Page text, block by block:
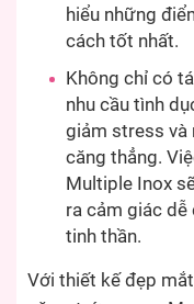
hiểu những
cách tốt nhất.
Không chỉ có
nhu cầu tình
giảm stress và
căng thẳng.
Multiple Inox
ra cảm giác
tinh thần.
Với thiết kế đẹp